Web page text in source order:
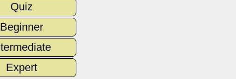
Quiz
Beginner
Expert